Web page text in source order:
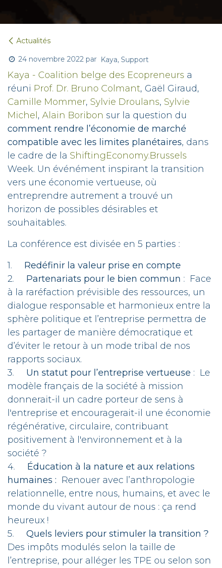
Actualités
24 novembre 2022 par Kaya, Support
Kaya - Coalition belge des Ecopreneurs a
réuni Prof. Dr. Bruno Colmant, Gaël Giraud,
Camille Mommer, Sylvie Droulans, Sylvie
Michel , Alain Boribon sur la question du
comment rendre l’économie de marché
compatible avec les limites planétaires, dans
le cadre de la ShiftingEconomy.Brussels
Week. Un événément inspirant la transition
vers une économie vertueuse, où
entreprendre autrement a trouvé un
horizon de possibles désirables et
souhaitables.
La conférence est divisée en 5 parties :
1. Redéfinir la valeur prise en compte
2. Partenariats pour le bien commun : Face
à la raréfaction prévisible des ressources, un
dialogue responsable et harmonieux entre la
sphère politique et l’entreprise permettra de
les partager de manière démocratique et
d’éviter le retour à un mode tribal de nos
rapports sociaux.
3. Un statut pour l’entreprise vertueuse : Le
modèle français de la société à mission
donnerait-il un cadre porteur de sens à
l'entreprise et encouragerait-il une économie
régénérative, circulaire, contribuant
positivement à l'environnement et à la
société ?
4. Éducation à la nature et aux relations
humaines : Renouer avec l’anthropologie
relationnelle, entre nous, humains, et avec le
monde du vivant autour de nous : ça rend
heureux !
5. Quels leviers pour stimuler la transition ?
Des impôts modulés selon la taille de
l’entreprise, pour alléger les TPE ou selon son